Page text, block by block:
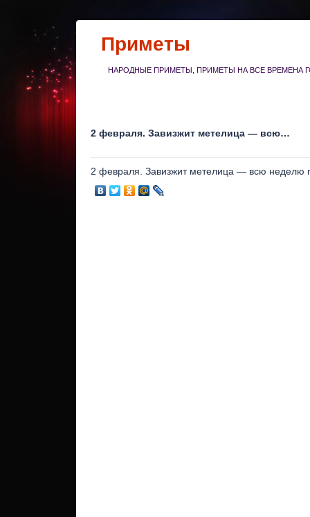
Приметы
НАРОДНЫЕ ПРИМЕТЫ, ПРИМЕТЫ НА ВСЕ ВРЕМЕНА
2 февраля. Завизжит метелица — всю…
2 февраля. Завизжит метелица — всю неделю